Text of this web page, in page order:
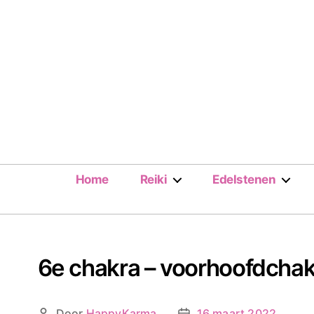
Home Reiki Edelstenen
6e chakra –